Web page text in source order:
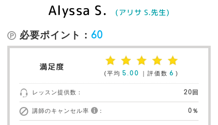
Alyssa S. (アリサ S.先生)
必要ポイント： 60
満足度
(平均 5.00 ｜評価数 6 )
レッスン提供数： 20回
講師のキャンセル率 ： 0％